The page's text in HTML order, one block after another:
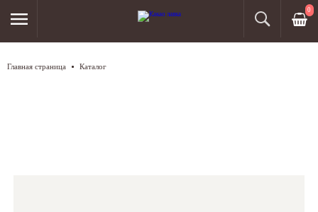
0
Главная страница Каталог